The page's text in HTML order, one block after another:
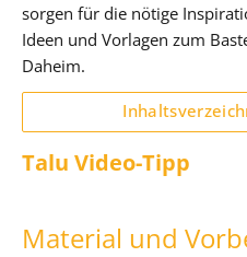
sorgen für die nötige
Ideen und Vorlagen zum
Daheim.
Talu Video-Tipp
Material und